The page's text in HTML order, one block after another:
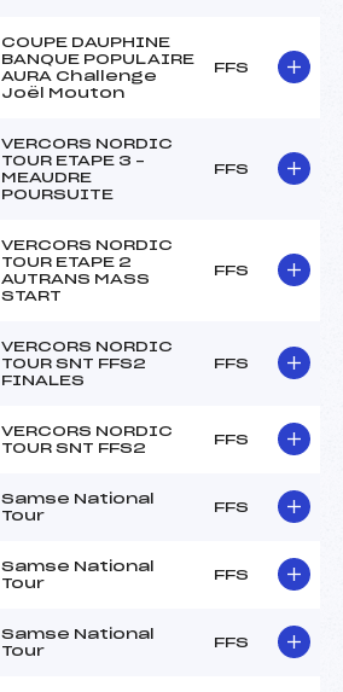
COUPE DAUPHINE
BANQUE POPULAIRE
AURA Challenge
Joël Mouton
FFS
VERCORS NORDIC
TOUR ETAPE 3 –
MEAUDRE
POURSUITE
FFS
VERCORS NORDIC
TOUR ETAPE 2
AUTRANS MASS
START
FFS
VERCORS NORDIC
TOUR SNT FFS2
FINALES
FFS
VERCORS NORDIC
TOUR SNT FFS2
FFS
Samse National
Tour
FFS
Samse National
Tour
FFS
Samse National
Tour
FFS